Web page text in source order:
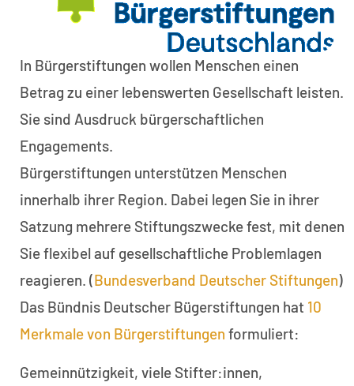
In Bürgerstiftungen wollen Menschen einen
Betrag zu einer lebenswerten Gesellschaft leisten.
Sie sind Ausdruck bürgerschaftlichen
Engagements.
Bürgerstiftungen unterstützen Menschen
innerhalb ihrer Region. Dabei legen Sie in ihrer
Satzung mehrere Stiftungszwecke fest, mit denen
Sie flexibel auf gesellschaftliche Problemlagen
reagieren. (Bundesverband Deutscher Stiftungen)
Das Bündnis Deutscher Bügerstiftungen hat 10
Merkmale von Bürgerstiftungen formuliert:
Gemeinnützigkeit, viele Stifter:innen,